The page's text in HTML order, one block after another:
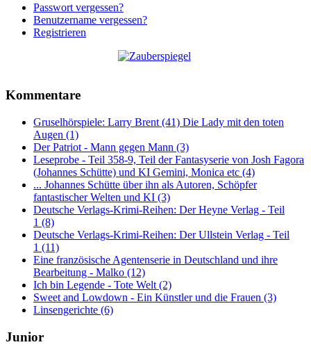
Passwort vergessen?
Benutzername vergessen?
Registrieren
Kommentare
Gruselhörspiele: Larry Brent (41) Die Lady mit den toten
Augen (1)
Der Patriot - Mann gegen Mann (3)
Leseprobe - Teil 358-9, Teil der Fantasyserie von Josh Fagora
(Johannes Schütte) und KI Gemini, Monica etc (4)
... Johannes Schütte über ihn als Autoren, Schöpfer
fantastischer Welten und KI (3)
Deutsche Verlags-Krimi-Reihen: Der Heyne Verlag - Teil
1 (8)
Deutsche Verlags-Krimi-Reihen: Der Ullstein Verlag - Teil
1 (11)
Eine französische Agentenserie in Deutschland und ihre
Bearbeitung - Malko (12)
Ich bin Legende - Tote Welt (2)
Sweet and Lowdown - Ein Künstler und die Frauen (3)
Linsengerichte (6)
Junior